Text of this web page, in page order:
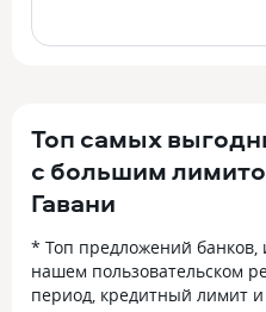
Топ самых
с большим
Гавани
* Топ предложений
нашем пользовательском
период, кредитный лимит и